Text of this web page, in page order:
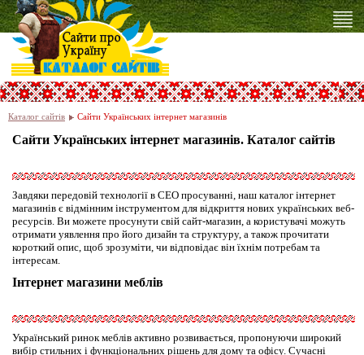
Каталог сайтів Cайти Українських інтернет магазинів
Cайти Українських інтернет магазинів. Каталог сайтів
Завдяки передовій технології в СЕО просуванні, наш каталог інтернет
магазинів є відмінним інструментом для відкриття нових українських веб-
ресурсів. Ви можете просунути свій сайт-магазин, а користувачі можуть
отримати уявлення про його дизайн та структуру, а також прочитати
короткий опис, щоб зрозуміти, чи відповідає він їхнім потребам та
інтересам.
Інтернет магазини меблів
Український ринок меблів активно розвивається, пропонуючи широкий
вибір стильних і функціональних рішень для дому та офісу. Сучасні